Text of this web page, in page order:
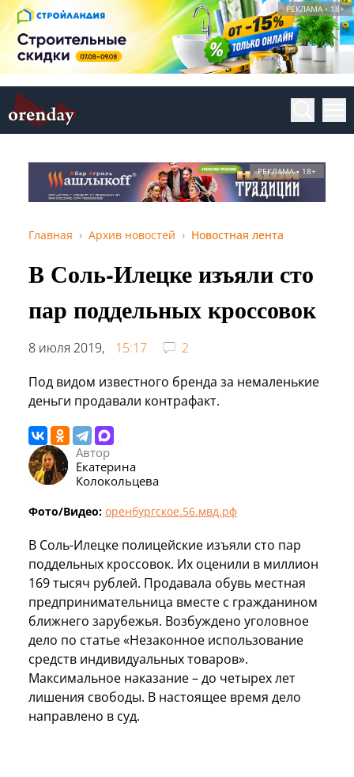
РЕКЛАМА • 18+
РЕКЛАМА • 18+
Главная Архив новостей Новостная лента
В Соль-Илецке изъяли сто
пар поддельных кроссовок
8 июля 2019, 15:17
2
Под видом известного бренда за немаленькие
деньги продавали контрафакт.
Автор
Екатерина
Колокольцева
Фото/Видео: оренбургское.56.мвд.рф
В Соль-Илецке полицейские изъяли сто пар
поддельных кроссовок. Их оценили в миллион
169 тысяч рублей. Продавала обувь местная
предпринимательница вместе с гражданином
ближнего зарубежья. Возбуждено уголовное
дело по статье «Незаконное использование
средств индивидуальных товаров».
Максимальное наказание – до четырех лет
лишения свободы. В настоящее время дело
направлено в суд.